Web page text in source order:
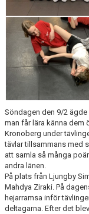
Söndagen den 9/2
man får lära känna dem
Kronoberg under
tävlar tillsammans med
att samla så många
andra länen.
På plats från Ljungby
Mahdya Ziraki. På
hejarramsa inför
deltagarna. Efter det